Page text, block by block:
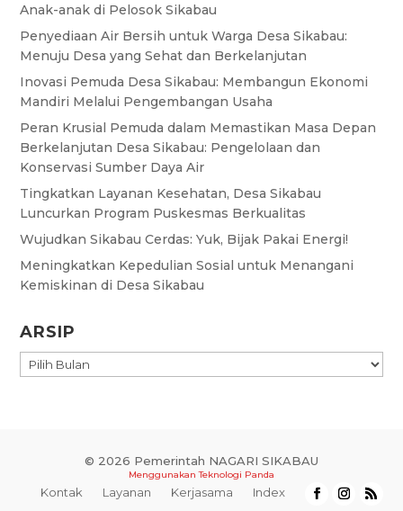
Anak-anak di Pelosok Sikabau
Penyediaan Air Bersih untuk Warga Desa Sikabau:
Menuju Desa yang Sehat dan Berkelanjutan
Inovasi Pemuda Desa Sikabau: Membangun Ekonomi
Mandiri Melalui Pengembangan Usaha
Peran Krusial Pemuda dalam Memastikan Masa Depan
Berkelanjutan Desa Sikabau: Pengelolaan dan
Konservasi Sumber Daya Air
Tingkatkan Layanan Kesehatan, Desa Sikabau
Luncurkan Program Puskesmas Berkualitas
Wujudkan Sikabau Cerdas: Yuk, Bijak Pakai Energi!
Meningkatkan Kepedulian Sosial untuk Menangani
Kemiskinan di Desa Sikabau
ARSIP
ARSIP
© 2026 Pemerintah NAGARI SIKABAU
MenggunakanTeknologi Panda
Kontak Layanan Kerjasama Index